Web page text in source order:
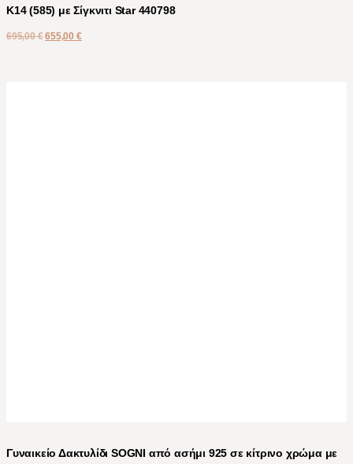
Κ14 (585) με Σίγκνιτι Star 440798
695,00€ 655,00 €
Γυναικείο Δακτυλίδι SOGNI από ασήμι 925 σε κίτρινο χρώμα με